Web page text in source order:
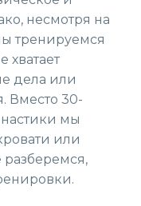
несмотря на
тренируемся
хватает
дела или
Вместо 30-
мы
или
разберемся,